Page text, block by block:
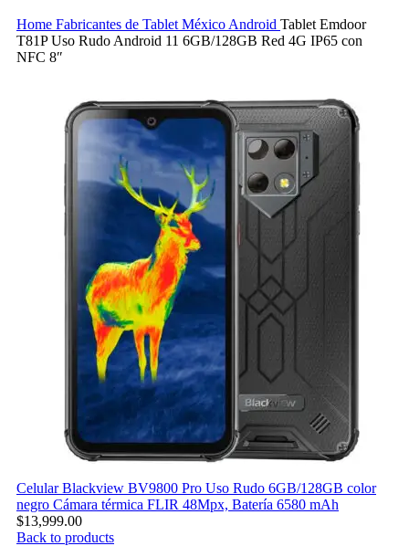
Home Fabricantes de Tablet México Android Tablet Emdoor
T81P Uso Rudo Android 11 6GB/128GB Red 4G IP65 con
NFC 8″
Celular Blackview BV9800 Pro Uso Rudo 6GB/128GB color
negro Cámara térmica FLIR 48Mpx, Batería 6580 mAh
$13,999.00
Back to products